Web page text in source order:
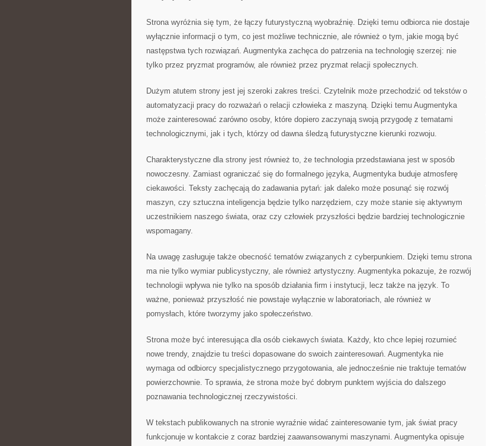
Strona wyróżnia się tym, że łączy futurystyczną wyobraźnię. Dzięki temu odbiorca nie dostaje
wyłącznie informacji o tym, co jest możliwe technicznie, ale również o tym, jakie mogą być
następstwa tych rozwiązań. Augmentyka zachęca do patrzenia na technologię szerzej: nie
tylko przez pryzmat programów, ale również przez pryzmat relacji społecznych.
Dużym atutem strony jest jej szeroki zakres treści. Czytelnik może przechodzić od tekstów o
automatyzacji pracy do rozważań o relacji człowieka z maszyną. Dzięki temu Augmentyka
może zainteresować zarówno osoby, które dopiero zaczynają swoją przygodę z tematami
technologicznymi, jak i tych, którzy od dawna śledzą futurystyczne kierunki rozwoju.
Charakterystyczne dla strony jest również to, że technologia przedstawiana jest w sposób
nowoczesny. Zamiast ograniczać się do formalnego języka, Augmentyka buduje atmosferę
ciekawości. Teksty zachęcają do zadawania pytań: jak daleko może posunąć się rozwój
maszyn, czy sztuczna inteligencja będzie tylko narzędziem, czy może stanie się aktywnym
uczestnikiem naszego świata, oraz czy człowiek przyszłości będzie bardziej technologicznie
wspomagany.
Na uwagę zasługuje także obecność tematów związanych z cyberpunkiem. Dzięki temu strona
ma nie tylko wymiar publicystyczny, ale również artystyczny. Augmentyka pokazuje, że rozwój
technologii wpływa nie tylko na sposób działania firm i instytucji, lecz także na język. To
ważne, ponieważ przyszłość nie powstaje wyłącznie w laboratoriach, ale również w
pomysłach, które tworzymy jako społeczeństwo.
Strona może być interesująca dla osób ciekawych świata. Każdy, kto chce lepiej rozumieć
nowe trendy, znajdzie tu treści dopasowane do swoich zainteresowań. Augmentyka nie
wymaga od odbiorcy specjalistycznego przygotowania, ale jednocześnie nie traktuje tematów
powierzchownie. To sprawia, że strona może być dobrym punktem wyjścia do dalszego
poznawania technologicznej rzeczywistości.
W tekstach publikowanych na stronie wyraźnie widać zainteresowanie tym, jak świat pracy
funkcjonuje w kontakcie z coraz bardziej zaawansowanymi maszynami. Augmentyka opisuje